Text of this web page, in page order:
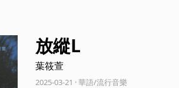
放縱L
葉筱萱
2025-03-21 · 華語/流行音樂